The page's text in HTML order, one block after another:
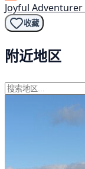
Joyful Adventurer
收藏
附近地区